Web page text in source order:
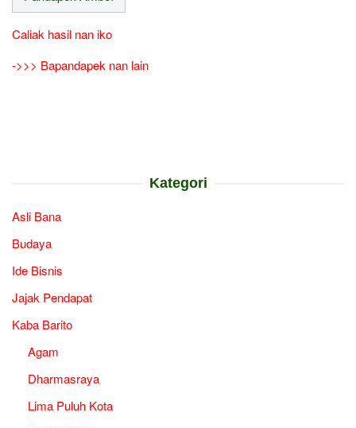
Caliak hasil nan iko
->>> Bapandapek nan lain
Kategori
Asli Bana
Budaya
Ide Bisnis
Jajak Pendapat
Kaba Barito
Agam
Dharmasraya
Lima Puluh Kota